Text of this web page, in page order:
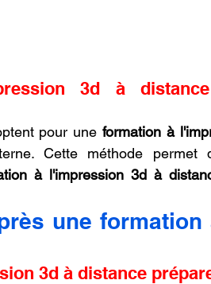
3d à
pour une formation à
Cette méthode permet
à l'impression 3d à
une
3d à distance